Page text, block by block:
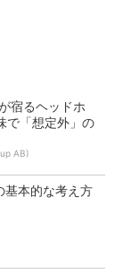
宿るヘッドホ
で「想定外」の
AB)
基本的な考え方